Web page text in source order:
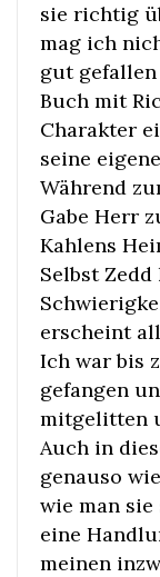
sie richtig
mag ich
gut gefallen
Buch mit
Charakter
seine
Während
Gabe Herr
Kahlens
Selbst
erscheint
Ich war bis
gefangen
mitgelitten
Auch in
genauso
wie man
eine
meinen